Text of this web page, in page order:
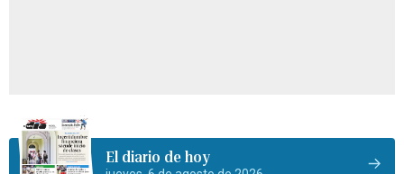
El diario de hoy